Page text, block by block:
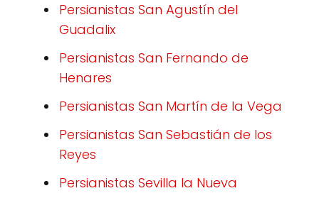
Persianistas San Agustín del
Guadalix
Persianistas San Fernando de
Henares
Persianistas San Martín de la Vega
Persianistas San Sebastián de los
Reyes
Persianistas Sevilla la Nueva